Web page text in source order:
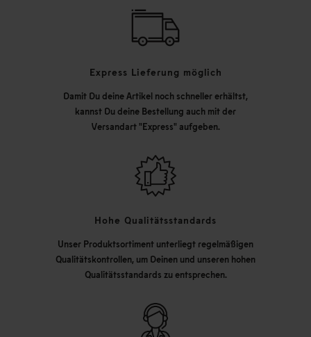
Express Lieferung möglich
Damit Du deine Artikel noch schneller erhältst,
kannst Du deine Bestellung auch mit der
Versandart "Express" aufgeben.
Hohe Qualitätsstandards
Unser Produktsortiment unterliegt regelmäßigen
Qualitätskontrollen, um Deinen und unseren hohen
Qualitätsstandards zu entsprechen.